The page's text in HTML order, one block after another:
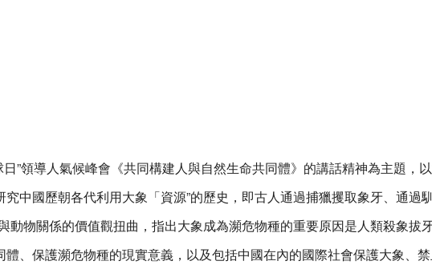
”領導人氣候峰會《共同構建人與自然生命共同體》的講話精神為主題，
中國歷朝各代利用大象「資源”的歷史，即古人通過捕獵攫取象牙、通過
動物關係的價值觀扭曲，指出大象成為瀕危物種的重要原因是人類殺象拔
、保護瀕危物種的現實意義，以及包括中國在內的國際社會保護大象、